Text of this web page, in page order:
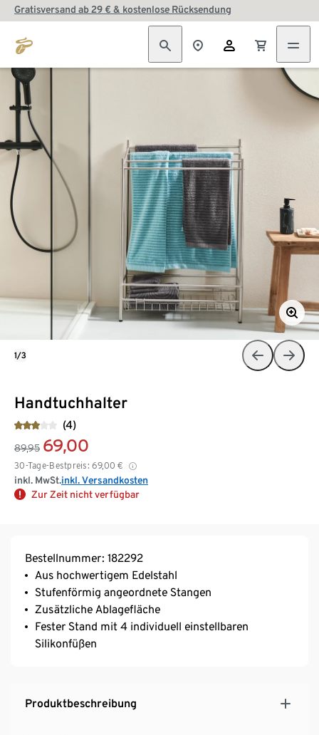
Gratisversand ab 29 € & kostenlose Rücksendung
Handtuchhalter
(4)
89,95 69,00
30-Tage-Bestpreis: 69,00 €
inkl. MwSt.inkl. Versandkosten
Zur Zeit nicht verfügbar
1/3
Bestellnummer: 182292
Aus hochwertigem Edelstahl
Stufenförmig angeordnete Stangen
Zusätzliche Ablagefläche
Fester Stand mit 4 individuell einstellbaren
Silikonfüßen
Produktbeschreibung